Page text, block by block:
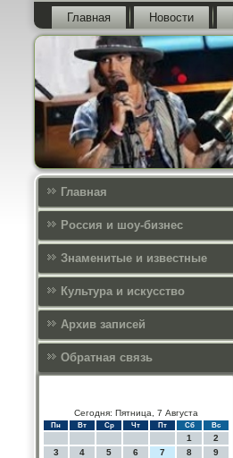
Главная Новости
Главная
Россия и шоу-бизнес
Знаменитые и известные
Культура и искусcтво
Архив записей
Обратная связь
Сегодня: Пятница, 7 Августа
Пн Вт Ср Чт Пт Сб Вс
1
2
3
4 5 6 7 8
9